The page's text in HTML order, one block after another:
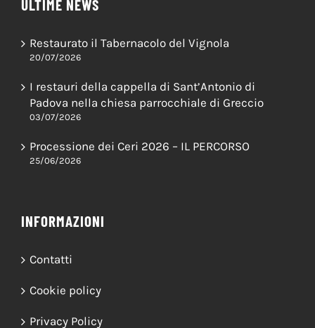
ULTIME NEWS
Restaurato il Tabernacolo del Vignola
20/07/2026
I restauri della cappella di Sant’Antonio di
Padova nella chiesa parrocchiale di Greccio
03/07/2026
Processione dei Ceri 2026 – IL PERCORSO
25/06/2026
INFORMAZIONI
Contatti
Cookie policy